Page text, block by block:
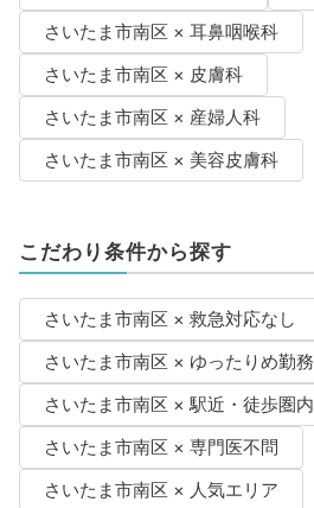
さいたま市南区 × 耳鼻咽喉科
さいたま市南区 × 皮膚科
さいたま市南区 × 産婦人科
さいたま市南区 × 美容皮膚科
こだわり条件から探す
さいたま市南区 × 救急対応なし
さいたま市南区 × ゆったりめ勤務
さいたま市南区 × 駅近・徒歩圏内
さいたま市南区 × 専門医不問
さいたま市南区 × 人気エリア